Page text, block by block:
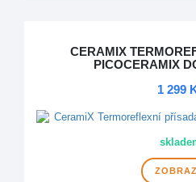
CERAMIX
PICOCERAMIX
1 299